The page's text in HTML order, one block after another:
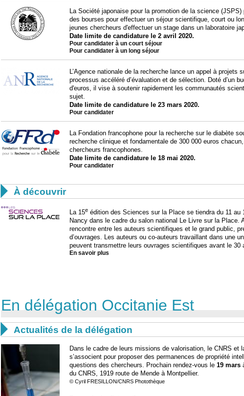
La Société japonaise pour la promotion de la science (JSPS)
des bourses pour effectuer un séjour scientifique, court ou
jeunes chercheurs d'effectuer un stage dans un laboratoire
Date limite de candidature le 2 avril 2020.
Pour candidater à un court séjour
Pour candidater à un long séjour
L’Agence nationale de la recherche lance un appel à projets
processus accéléré d’évaluation et de sélection. Doté d’un
d'euros, il vise à soutenir rapidement les communautés
sujet.
Date limite de candidature le 23 mars 2020.
Pour candidater
La Fondation francophone pour la recherche sur le diabète
recherche clinique et fondamentale de 300 000 euros
chercheurs francophones.
Date limite de candidature le 18 mai 2020.
Pour candidater
 À découvrir
La 15e édition des Sciences sur la Place se tiendra du 11 au
Nancy dans le cadre du salon national Le Livre sur la Place.
rencontre entre les auteurs scientifiques et le grand public,
d’ouvrages. Les auteurs ou co-auteurs travaillant dans une
peuvent transmettre leurs ouvrages scientifiques avant le 30
En savoir plus
En délégation Occitanie Est
 Actualités de la délégation
Dans le cadre de leurs missions de valorisation, le CNRS et
s’associent pour proposer des permanences de propriété
questions des chercheurs. Prochain rendez-vous le 19 mars
du CNRS, 1919 route de Mende à Montpellier.
© Cyril FRESILLON/CNRS Photothèque